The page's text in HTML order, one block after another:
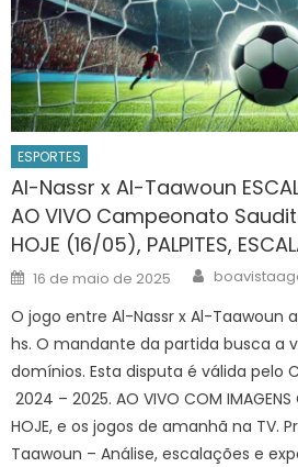
ESPORTES
Al-Nassr x Al-Taawoun
AO VIVO Campeonato
HOJE (16/05), PALPITES,
Posted
on
16 de maio de 2025 Author
O jogo entre Al-Nassr x Al-Taawoun
hs. O mandante da partida busca a
domínios. Esta disputa é válida pelo
2024 – 2025. AO VIVO COM
HOJE, e os jogos de amanhã na TV.
Taawoun – Análise, escalações e